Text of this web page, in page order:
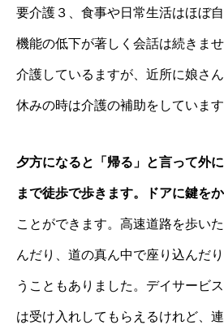
要介護３、食事や日常生活はほぼ
機能の低下が著しく会話は続きま
介護しているますが、近所に娘さ
休みの時は介護の補助をしています
夕方になると「帰る」と言って外
まで徒歩で歩きます。ドアに鍵を
ことができます。高速道路を歩い
んだり、道の真ん中で座り込んだ
うこともありました。デイサービ
は受け入れしてもらえるけれど、